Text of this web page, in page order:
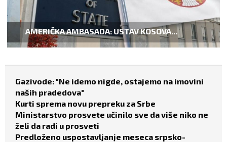
AMERIČKA AMBASADA: USTAV KOSOVA...
Gazivode: "Ne idemo nigde, ostajemo na imovini
naših pradedova"
Kurti sprema novu prepreku za Srbe
Ministarstvo prosvete učinilo sve da više niko ne
želi da radi u prosveti
Predloženo uspostavljanje meseca srpsko-